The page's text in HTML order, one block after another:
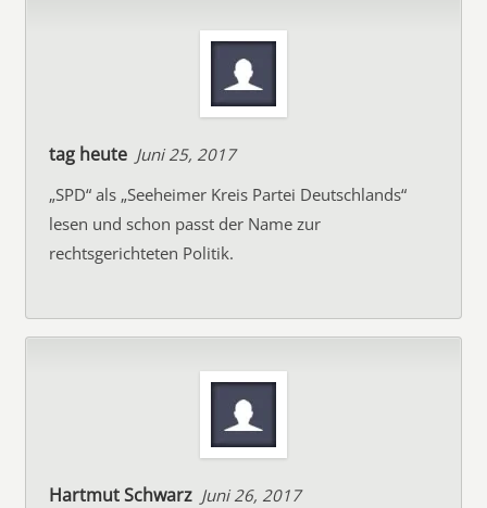
tag heute Juni 25, 2017
„SPD“ als „Seeheimer Kreis Partei Deutschlands“
lesen und schon passt der Name zur
rechtsgerichteten Politik.
Hartmut Schwarz Juni 26, 2017